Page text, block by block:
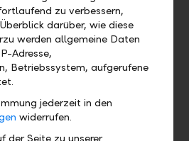
der Liechtensteinischen
Vaduz, einem Traditionshaus
LLB ist an der SIX Swiss
über eine
zu verbessern,
darüber, wie diese
werden allgemeine Daten
Adresse,
Betriebssystem, aufgerufene
jederzeit in den
widerrufen.
der Seite zu unserer